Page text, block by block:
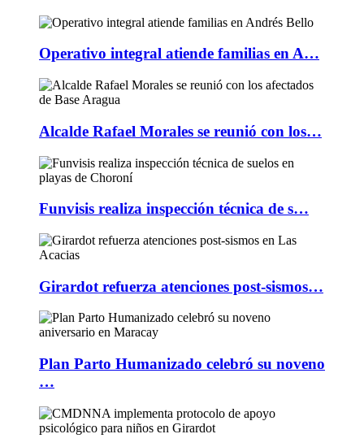
Operativo integral atiende familias en A…
Alcalde Rafael Morales se reunió con los…
Funvisis realiza inspección técnica de s…
Girardot refuerza atenciones post-sismos…
Plan Parto Humanizado celebró su noveno
…